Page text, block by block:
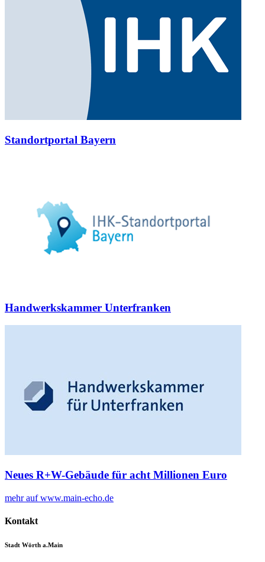
Standortportal Bayern
Handwerkskammer Unterfranken
Neues R+W-Gebäude für acht Millionen Euro
mehr auf www.main-echo.de
Kontakt
Stadt Wörth a.Main